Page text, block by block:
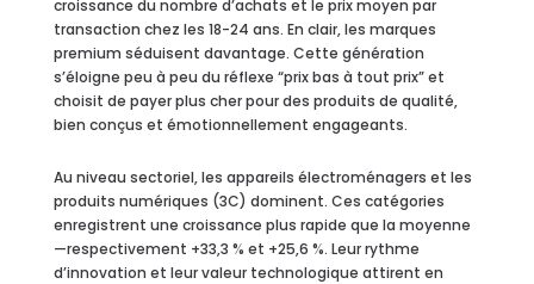
croissance du nombre d’achats et le prix moyen par
transaction chez les 18-24 ans. En clair, les marques
premium séduisent davantage. Cette génération
s’éloigne peu à peu du réflexe “prix bas à tout prix” et
choisit de payer plus cher pour des produits de qualité,
bien conçus et émotionnellement engageants.
Au niveau sectoriel, les appareils électroménagers et les
produits numériques (3C) dominent. Ces catégories
enregistrent une croissance plus rapide que la moyenne
—respectivement +33,3 % et +25,6 %. Leur rythme
d’innovation et leur valeur technologique attirent en